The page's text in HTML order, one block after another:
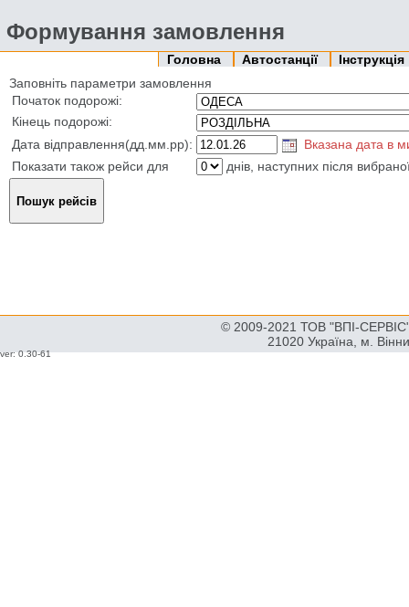
Формування замовлення
Головна Автостанції
Інструкція
Заповніть параметри замовлення
Початок подорожі:
Кінець подорожі:
Дата відправлення(дд.мм.рр):
Вказана дата в
Показати також рейси для
днів, наступних після
© 2009-2021 ТОВ "ВПІ-
21020 Україна, м.
ver: 0.30-61